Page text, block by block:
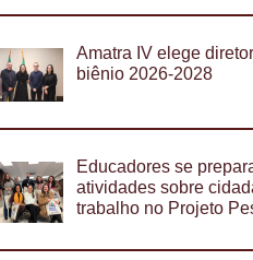
Amatra IV elege
biênio 2026-2028
Educadores se
atividades sobre
trabalho no Projeto